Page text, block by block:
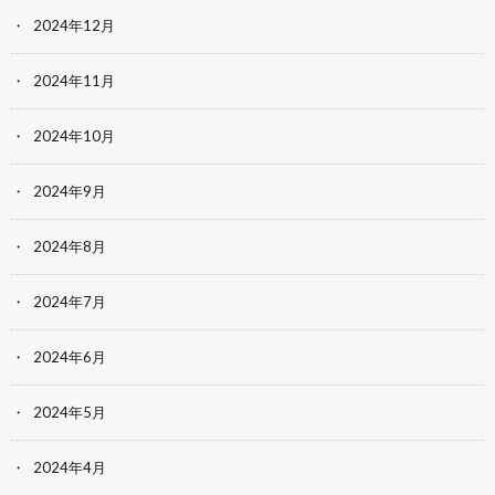
2024年12月
2024年11月
2024年10月
2024年9月
2024年8月
2024年7月
2024年6月
2024年5月
2024年4月